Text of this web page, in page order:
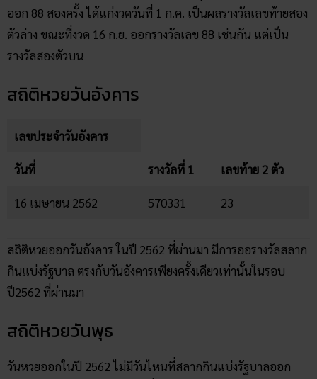
ออก 88 สองครั้ง ได้แก่งวดวันที่ 1 ก.ค. เป็นผลรางวัลเลขท้ายสอง
ตัวล่าง ขณะที่งวด 16 ก.ย. ออกรางวัลเลข 88 เช่นกัน แต่เป็น
รางวัลสองตัวบน
สถิติหวยวันอังคาร
เลขประจำวันอังคาร
วันที่ รางวัลที่ 1 เลขท้าย 2 ตัว
16 เมษายน 2562 570331 23
สถิติหวยออกวันอังคาร ในปี 2562 ที่ผ่านมา มีการออรางวัลสลาก
กินแบ่งรัฐบาล ตรงกับวันอังคารเพียงครั้งเดียวเท่านั้นในรอบ
ปี2562 ที่ผ่านมา
สถิติหวยวันพุธ
วันหวยออกในปี 2562 ไม่มีวันไหนที่สลากกินแบ่งรัฐบาลออก